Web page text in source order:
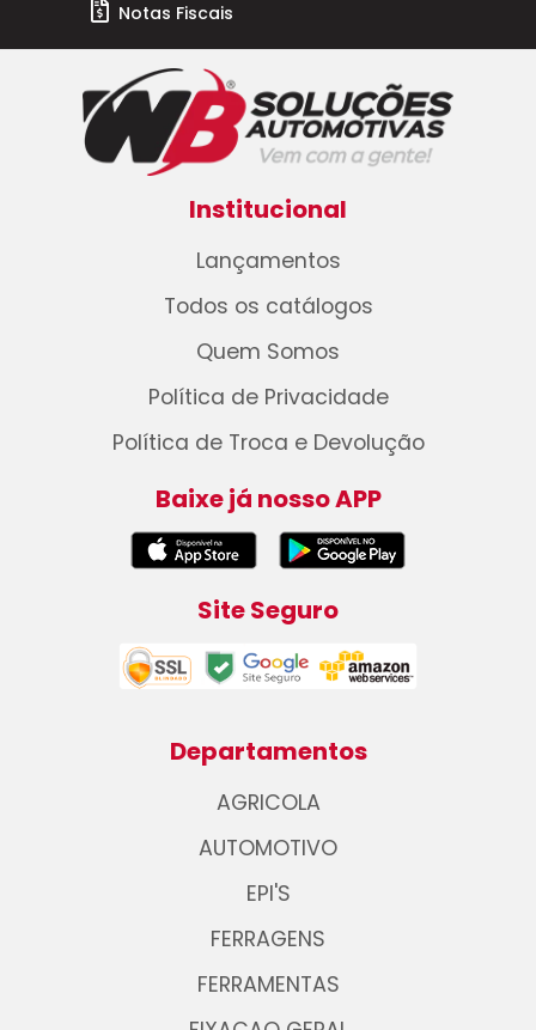
Notas Fiscais
Institucional
Lançamentos
Todos os catálogos
Quem Somos
Política de Privacidade
Política de Troca e Devolução
Baixe já nosso APP
Site Seguro
Departamentos
AGRICOLA
AUTOMOTIVO
EPI'S
FERRAGENS
FERRAMENTAS